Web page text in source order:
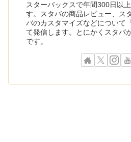
スターバックスで年間300日以
す。スタバの商品レビュー、ス
バのカスタマイズなどについて
て発信します。とにかくスタバ
です。